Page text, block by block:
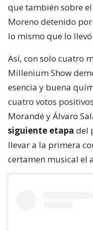
que también sobre
Moreno detenido por
lo mismo que lo
Así, con solo cuatro
Millenium Show
esencia y buena
cuatro votos
Morandé y Álvaro
siguiente etapa del
llevar a la primera
certamen musical el